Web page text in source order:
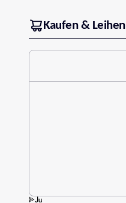
Kaufen & Leihen